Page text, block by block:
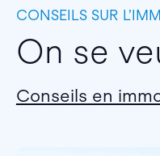
CONSEILS SUR
On se
Conseils en